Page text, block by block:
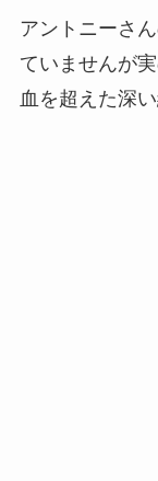
アントニーさ
ていませんが
血を超えた深